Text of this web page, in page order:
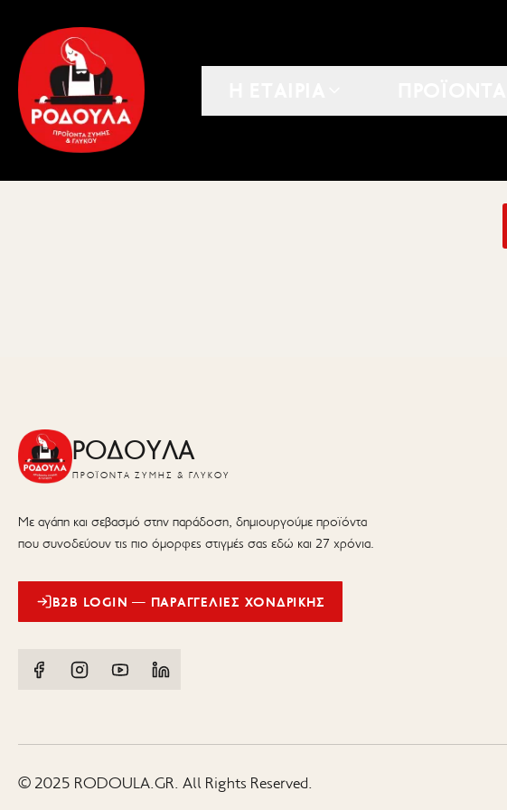
ΡΟΔΟΥΛΑ
ΠΡΟΪΌΝΤΑ ΖΎΜΗΣ & ΓΛΥΚΟΎ
Με αγάπη και σεβασμό στην παράδοση, δημιουργούμε προϊόντα
που συνοδεύουν τις πιο όμορφες στιγμές σας εδώ και 27 χρόνια.
B2B LOGIN — ΠΑΡΑΓΓΕΛΊΕΣ ΧΟΝΔΡΙΚΉΣ
© 2025 RODOULA.GR. All Rights Reserved.